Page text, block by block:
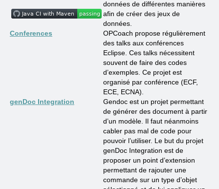
données de différentes manières
afin de créer des jeux de
données.
Conferences
OPCoach propose régulièrement
des talks aux conférences
Eclipse. Ces talks nécessitent
souvent de faire des codes
d’exemples. Ce projet est
organisé par conférence (ECF,
ECE, ECNA).
genDoc Integration
Gendoc est un projet permettant
de générer des document à partir
d’un modèle. Il faut néanmoins
cabler pas mal de code pour
pouvoir l’utiliser. Le but du projet
genDoc Integration est de
proposer un point d’extension
permettant de rajouter une
commande sur un type d’objet